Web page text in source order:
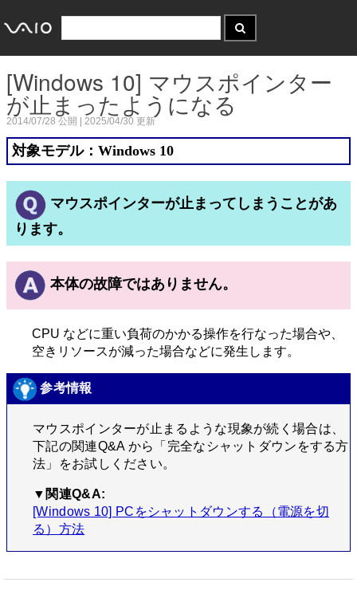
[Windows 10] マウスポインター
が止まったようになる
2014/07/28 公開 | 2025/04/30 更新
対象モデル：Windows 10
マウスポインターが止まってしまうことがあ
ります。
本体の故障ではありません。
CPU などに重い負荷のかかる操作を行なった場合や、
空きリソースが減った場合などに発生します。
参考情報
マウスポインターが止まるような現象が続く場合は、
下記の関連Q&A から「完全なシャットダウンをする方
法」をお試しください。
▼関連Q&A:
[Windows 10] PCをシャットダウンする（電源を切
る）方法